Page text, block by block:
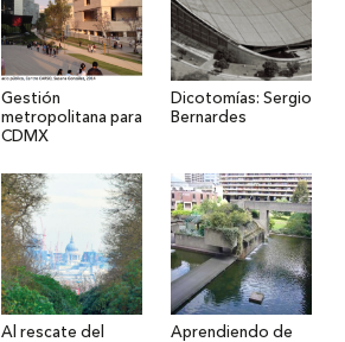
Gestión
metropolitana para
CDMX
Dicotomías: Sergio
Bernardes
Al rescate del
Aprendiendo de